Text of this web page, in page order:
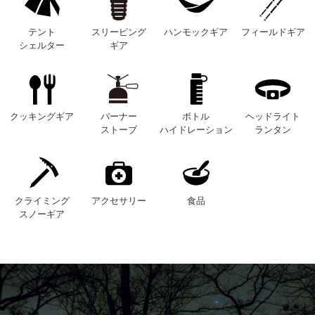
テント
シェルター
スリーピング
ギア
ハンモックギア フィールドギア
クッキングギア
バーナー
ストーブ
ボトル
ハイドレーション
ヘッドライト
ランタン
クライミング
スノーギア
アクセサリー 食品